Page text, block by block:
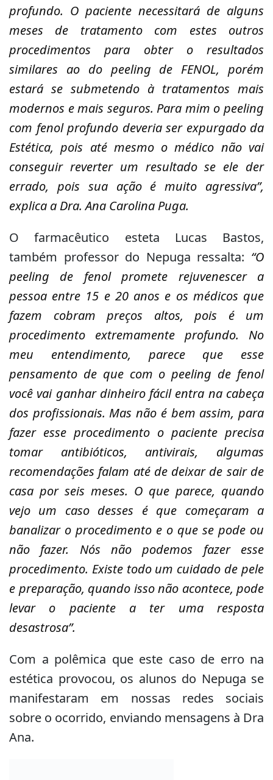
profundo. O paciente necessitará de alguns
meses de tratamento com estes outros
procedimentos para obter o resultados
similares ao do peeling de FENOL, porém
estará se submetendo à tratamentos mais
modernos e mais seguros. Para mim o peeling
com fenol profundo deveria ser expurgado da
Estética, pois até mesmo o médico não vai
conseguir reverter um resultado se ele der
errado, pois sua ação é muito agressiva”,
explica a Dra. Ana Carolina Puga.
O farmacêutico esteta Lucas Bastos,
também professor do Nepuga ressalta: “O
peeling de fenol promete rejuvenescer a
pessoa entre 15 e 20 anos e os médicos que
fazem cobram preços altos, pois é um
procedimento extremamente profundo. No
meu entendimento, parece que esse
pensamento de que com o peeling de fenol
você vai ganhar dinheiro fácil entra na cabeça
dos profissionais. Mas não é bem assim, para
fazer esse procedimento o paciente precisa
tomar antibióticos, antivirais, algumas
recomendações falam até de deixar de sair de
casa por seis meses. O que parece, quando
vejo um caso desses é que começaram a
banalizar o procedimento e o que se pode ou
não fazer. Nós não podemos fazer esse
procedimento. Existe todo um cuidado de pele
e preparação, quando isso não acontece, pode
levar o paciente a ter uma resposta
desastrosa”.
Com a polêmica que este caso de erro na
estética provocou, os alunos do Nepuga se
manifestaram em nossas redes sociais
sobre o ocorrido, enviando mensagens à Dra
Ana.